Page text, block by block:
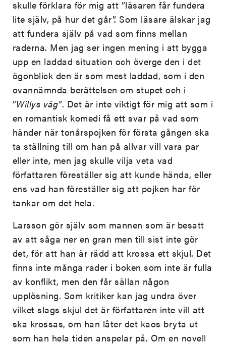
skulle förklara för mig att ”läsaren får fundera
lite själv, på hur det går”. Som läsare älskar jag
att fundera själv på vad som finns mellan
raderna. Men jag ser ingen mening i att bygga
upp en laddad situation och överge den i det
ögonblick den är som mest laddad, som i den
ovannämnda berättelsen om stupet och i
”Willys väg”. Det är inte viktigt för mig att som i
en romantisk komedi få ett svar på vad som
händer när tonårspojken för första gången ska
ta ställning till om han på allvar vill vara par
eller inte, men jag skulle vilja veta vad
författaren föreställer sig att kunde hända, eller
ens vad han föreställer sig att pojken har för
tankar om det hela.
Larsson gör själv som mannen som är besatt
av att såga ner en gran men till sist inte gör
det, för att han är rädd att krossa ett skjul. Det
finns inte många rader i boken som inte är fulla
av konflikt, men den får sällan någon
upplösning. Som kritiker kan jag undra över
vilket slags skjul det är författaren inte vill att
ska krossas, om han låter det kaos bryta ut
som han hela tiden anspelar på. Om en novell